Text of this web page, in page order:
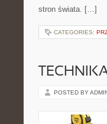
stron świata. […]
CATEGORIES:
POSTED BY